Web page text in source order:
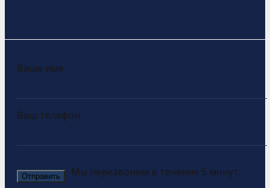
Ваше имя
Ваш телефон
Мы перезвоним в течение 5 минут.